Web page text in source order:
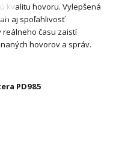
kvalitu hovoru. Vylepšená
aj spoľahlivosť
reálneho času zaistí
hovorov a správ.
PD985